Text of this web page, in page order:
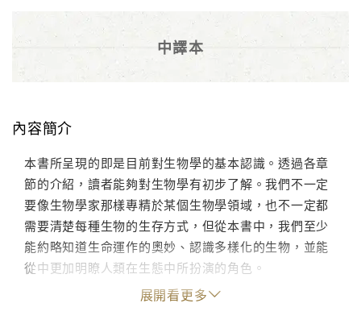
中譯本
內容簡介
本書所呈現的即是目前對生物學的基本認識。透過各章
節的介紹，讀者能夠對生物學有初步了解。我們不一定
要像生物學家那樣專精於某個生物學領域，也不一定都
需要清楚每種生物的生存方式，但從本書中，我們至少
能約略知道生命運作的奧妙、認識多樣化的生物，並能
從中更加明瞭人類在生態中所扮演的角色。
展開看更多